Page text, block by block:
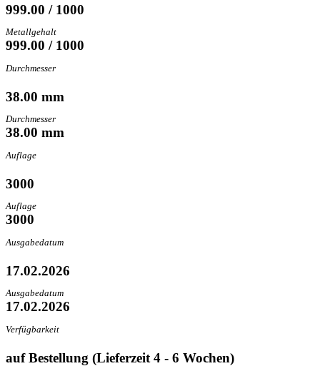
999.00 / 1000
Metallgehalt
999.00 / 1000
Durchmesser
38.00 mm
Durchmesser
38.00 mm
Auflage
3000
Auflage
3000
Ausgabedatum
17.02.2026
Ausgabedatum
17.02.2026
Verfügbarkeit
auf Bestellung (Lieferzeit 4 - 6 Wochen)